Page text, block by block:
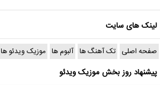
لینک های سایت
صفحه اصلی تک آهنگ ها آلبوم ها موزیک ویدئو ها
پیشنهاد روز بخش موزیک ویدئو